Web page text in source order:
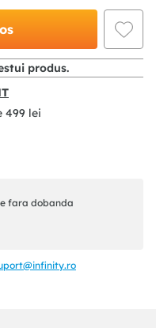
produs.
499 lei
fara dobanda